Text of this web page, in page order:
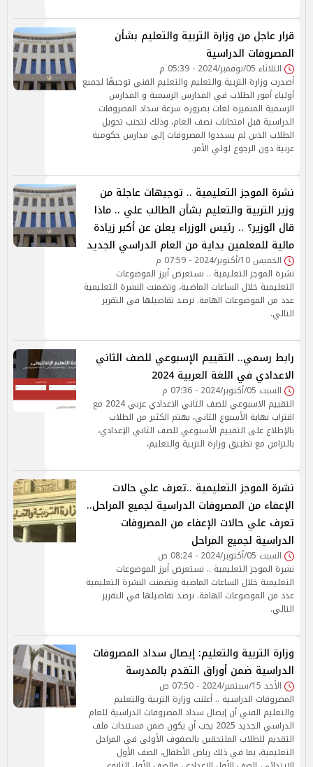
قرار عاجل من وزارة التربية والتعليم بشأن
المصروفات الدراسية
الثلاثاء 05/نوفمبر/2024 - 05:39 م
أصدرت وزارة التربية والتعليم والتعليم الفني توجيهًا لجميع
أولياء أمور الطلاب في المدارس الرسمية و المدارس
الرسمية المتميزة لغات بضرورة سرعة سداد المصروفات
الدراسية قبل امتحانات نصف العام، وذلك لتجنب تحويل
الطلاب الذين لم يسددوا المصروفات إلى مدارس حكومية
عربية دون الرجوع لولي الأمر.
نشرة الموجز التعليمية .. توجيهات عاجلة من
وزير التربية والتعليم بشأن الطالب علي .. ماذا
قال الوزير؟ .. رئيس الوزراء يعلن عن أكبر زيادة
مالية للمعلمين بداية من العام الدراسي الجديد
الخميس 10/أكتوبر/2024 - 07:59 م
نشرة الموجز التعليمية .. نستعرض أبرز الموضوعات
التعليمية خلال الساعات الماضية، وتضمنت النشرة التعليمية
عدد من الموضوعات الهامة. نرصد تفاصيلها في التقرير
التالي.
رابط رسمي.. التقييم الإسبوعي للصف الثاني
الاعدادي في اللغة العربية 2024
السبت 05/أكتوبر/2024 - 07:36 م
التقييم الاسبوعي للصف الثاني الاعدادي عربي 2024 مع
اقتراب نهاية الأسبوع الثاني، يهتم الكثير من الطلاب
بالإطلاع على التقييم الأسبوعي للصف الثاني الإعدادي،
بالتزامن مع تطبيق وزارة التربية والتعليم،
نشرة الموجز التعليمية ..تعرف علي حالات
الإعفاء من المصروفات الدراسية لجميع المراحل..
تعرف علي حالات الإعفاء من المصروفات
الدراسية لجميع المراحل
السبت 05/أكتوبر/2024 - 08:24 ص
نشرة الموجز التعليمية .. نستعرض أبرز الموضوعات
التعليمية خلال الساعات الماضية وتضمنت النشرة التعليمية
عدد من الموضوعات الهامة. نرصد تفاصيلها في التقرير
التالي.
وزارة التربية والتعليم: إيصال سداد المصروفات
الدراسية ضمن أوراق التقدم بالمدرسة
الأحد 15/سبتمبر/2024 - 07:50 ص
المصروفات الدراسية .. أعلنت وزارة التربية والتعليم
والتعليم الفني أن إيصال سداد المصروفات الدراسية للعام
الدراسي الجديد 2025 يجب أن يكون ضمن مستندات ملف
التقديم للطلاب الملتحقين بالصفوف الأولى في المراحل
التعليمية، بما في ذلك رياض الأطفال، الصف الأول